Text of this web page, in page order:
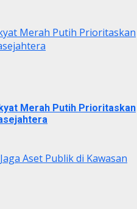
Merah Putih Prioritaskan
Merah Putih Prioritaskan
Aset Publik di Kawasan